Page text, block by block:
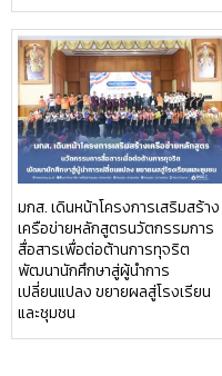
มกส. เดินหน้าโครงการเสริมสร้าง
เครือข่ายหลักสูตรนวัตกรรมการ
สื่อสารเพื่อต่อต้านการทุจริต
พัฒนานักศึกษาสู่ผู้นำการ
เปลี่ยนแปลง ขยายผลสู่โรงเรียน
และชุมชน